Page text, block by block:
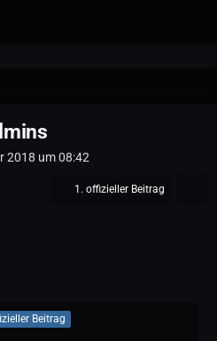
2018 um 08:42
1. offizieller Beitrag
Beitrag